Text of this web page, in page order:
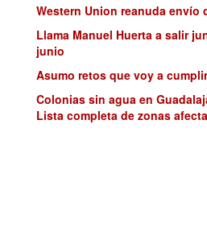
Western Union reanuda envío
Llama Manuel Huerta a salir
junio
Asumo retos que voy a
Colonias sin agua en
Lista completa de zonas